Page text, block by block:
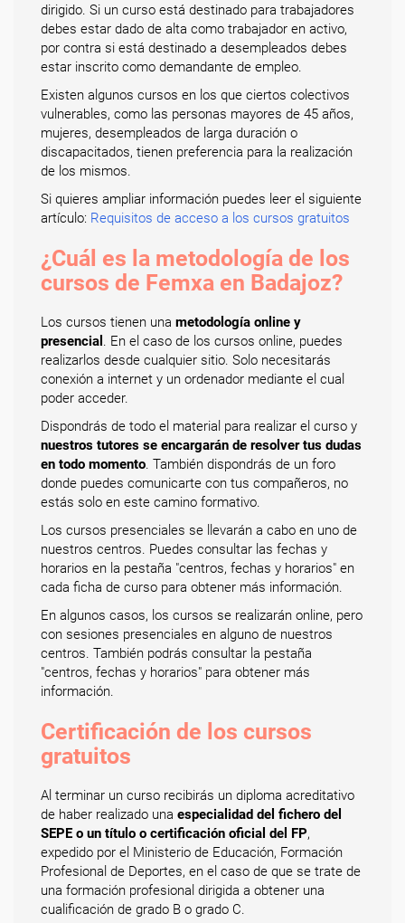
dirigido. Si un curso está destinado para trabajadores
debes estar dado de alta como trabajador en activo,
por contra si está destinado a desempleados debes
estar inscrito como demandante de empleo.
Existen algunos cursos en los que ciertos colectivos
vulnerables, como las personas mayores de 45 años,
mujeres, desempleados de larga duración o
discapacitados, tienen preferencia para la realización
de los mismos.
Si quieres ampliar información puedes leer el siguiente
artículo: Requisitos de acceso a los cursos gratuitos
¿Cuál es la metodología de los
cursos de Femxa en Badajoz?
Los cursos tienen una metodología online y
presencial . En el caso de los cursos online, puedes
realizarlos desde cualquier sitio. Solo necesitarás
conexión a internet y un ordenador mediante el cual
poder acceder.
Dispondrás de todo el material para realizar el curso y
nuestros tutores se encargarán de resolver tus dudas
en todo momento. También dispondrás de un foro
donde puedes comunicarte con tus compañeros, no
estás solo en este camino formativo.
Los cursos presenciales se llevarán a cabo en uno de
nuestros centros. Puedes consultar las fechas y
horarios en la pestaña "centros, fechas y horarios" en
cada ficha de curso para obtener más información.
En algunos casos, los cursos se realizarán online, pero
con sesiones presenciales en alguno de nuestros
centros. También podrás consultar la pestaña
"centros, fechas y horarios" para obtener más
información.
Certificación de los cursos
gratuitos
Al terminar un curso recibirás un diploma acreditativo
de haber realizado una especialidad del fichero del
SEPE o un título o certificación oficial del FP,
expedido por el Ministerio de Educación, Formación
Profesional de Deportes, en el caso de que se trate de
una formación profesional dirigida a obtener una
cualificación de grado B o grado C.